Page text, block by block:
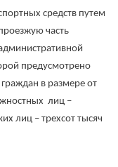
средств путем
часть
предусмотрено
в размере от
лиц –
лиц – трехсот тысяч